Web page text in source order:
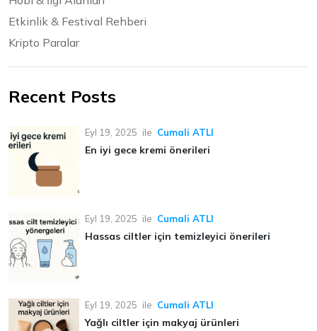
Etkinlik & Festival Rehberi
Kripto Paralar
Recent Posts
Eyl 19, 2025 ile Cumali ATLI
En iyi gece kremi önerileri
Eyl 19, 2025 ile Cumali ATLI
Hassas ciltler için temizleyici önerileri
Eyl 19, 2025 ile Cumali ATLI
Yağlı ciltler için makyaj ürünleri